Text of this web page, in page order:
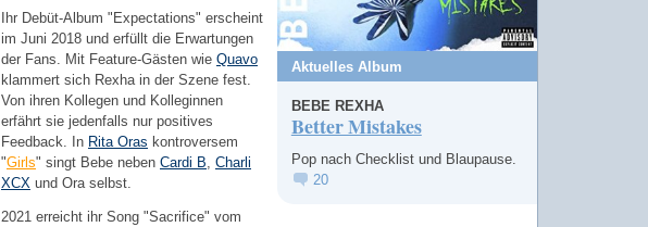
Aktuelles Album
BEBE REXHA
Better Mistakes
Pop nach Checklist und Blaupause.
20
Ihr Debüt-Album "Expectations" erscheint
im Juni 2018 und erfüllt die Erwartungen
der Fans. Mit Feature-Gästen wie Quavo
klammert sich Rexha in der Szene fest.
Von ihren Kollegen und Kolleginnen
erfährt sie jedenfalls nur positives
Feedback. In Rita Oras kontroversem
"Girls" singt Bebe neben Cardi B Charli
XCX und Ora selbst.
2021 erreicht ihr Song "Sacrifice" vom